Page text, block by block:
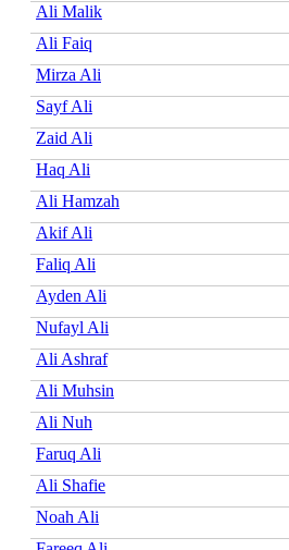
Ali Malik
Ali Faiq
Mirza Ali
Sayf Ali
Zaid Ali
Haq Ali
Ali Hamzah
Akif Ali
Faliq Ali
Ayden Ali
Nufayl Ali
Ali Ashraf
Ali Muhsin
Ali Nuh
Faruq Ali
Ali Shafie
Noah Ali